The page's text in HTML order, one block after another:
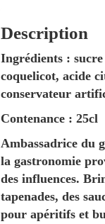
Description
Ingrédients :
coquelicot, acide
conservateur
Contenance : 25cl
Ambassadrice du
la gastronomie
des influences.
tapenades, des
pour apéritifs et